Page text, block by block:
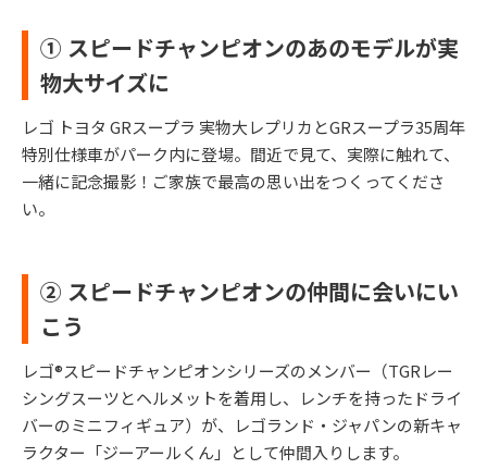
① スピードチャンピオンのあのモデルが実
物大サイズに
レゴ トヨタ GRスープラ 実物大レプリカとGRスープラ35周年
特別仕様車がパーク内に登場。間近で見て、実際に触れて、
一緒に記念撮影！ご家族で最高の思い出をつくってくださ
い。
② スピードチャンピオンの仲間に会いにい
こう
レゴ®スピードチャンピオンシリーズのメンバー（TGRレー
シングスーツとヘルメットを着用し、レンチを持ったドライ
バーのミニフィギュア）が、レゴランド・ジャパンの新キャ
ラクター「ジーアールくん」として仲間入りします。